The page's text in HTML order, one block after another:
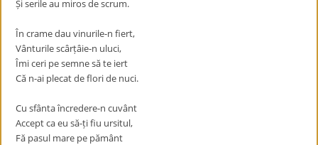
Și serile au miros de scrum.
În crame dau vinurile-n fiert,
Vânturile scârțâie-n uluci,
Îmi ceri pe semne să te iert
Că n-ai plecat de flori de nuci.
Cu sfânta încredere-n cuvânt
Accept ca eu să-ți fiu ursitul,
Fă pasul mare pe pământ